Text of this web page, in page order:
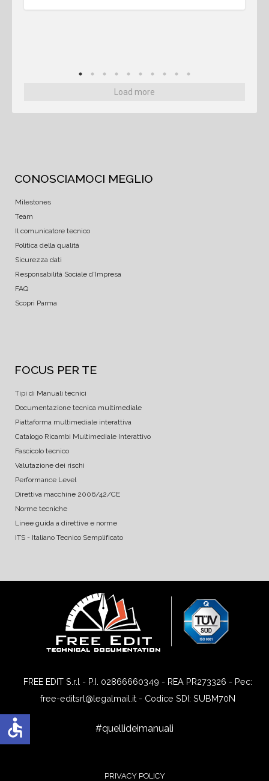
Load more
CONOSCIAMOCI MEGLIO
Milestones
Team
Il comunicatore tecnico
Politica della qualità
Sicurezza dati
Responsabilità Sociale d'Impresa
FAQ
Scopri Parma
FOCUS PER TE
Tipi di Manuali tecnici
Documentazione tecnica multimediale
Piattaforma multimediale interattiva
Catalogo Ricambi Multimediale Interattivo
Fascicolo tecnico
Valutazione dei rischi
Performance Level
Direttiva macchine 2006/42/CE
Norme tecniche
Linee guida a direttive e norme
ITS - Italiano Tecnico Semplificato
FREE EDIT S.r.l - P.I. 02866660349 - REA PR273326 - Pec:
free-editsrl@legalmail.it - Codice SDI: SUBM70N
#quellideimanuali
PRIVACY POLICY
accessible